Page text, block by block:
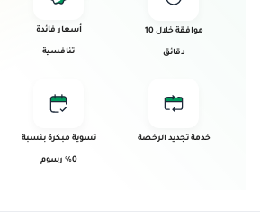
موافقة خلال 10
دقائق
أسعار فائدة
تنافسية
خدمة تجديد الرخصة تسوية مبكرة بنسبة
0% رسوم